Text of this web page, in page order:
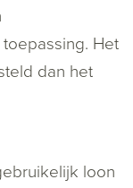
toepassing. Het
dan het
loon